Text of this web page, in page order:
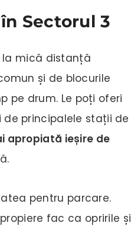
Sectorul 3
la mică distanță
și de blocurile
pe drum. Le poți oferi
principalele stații de
apropiată ieșire de
pentru parcare.
fac ca opririle și